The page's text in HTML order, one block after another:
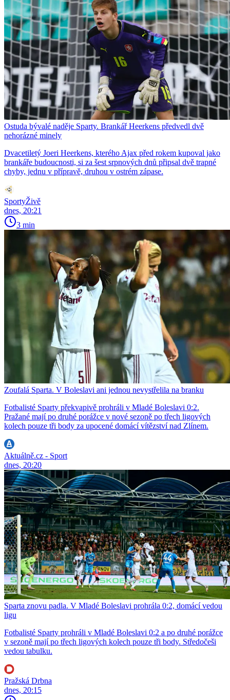
Ostuda bývalé naděje Sparty. Brankář Heerkens předvedl dvě
nehorázné minely
Dvacetiletý Joeri Heerkens, kterého Ajax před rokem kupoval jako
brankáře budoucnosti, si za šest srpnových dnů připsal dvě trapné
chyby, jednu v přípravě, druhou v ostrém zápase.
SportyŽivě
dnes, 20:21
3 min
Zoufalá Sparta. V Boleslavi ani jednou nevystřelila na branku
Fotbalisté Sparty překvapivě prohráli v Mladé Boleslavi 0:2.
Pražané mají po druhé porážce v nové sezoně po třech ligových
kolech pouze tři body za upocené domácí vítězství nad Zlínem.
Aktuálně.cz - Sport
dnes, 20:20
Sparta znovu padla. V Mladé Boleslavi prohrála 0:2, domácí vedou
ligu
Fotbalisté Sparty prohráli v Mladé Boleslavi 0:2 a po druhé porážce
v sezoně mají po třech ligových kolech pouze tři body. Středočeši
vedou tabulku.
Pražská Drbna
dnes, 20:15